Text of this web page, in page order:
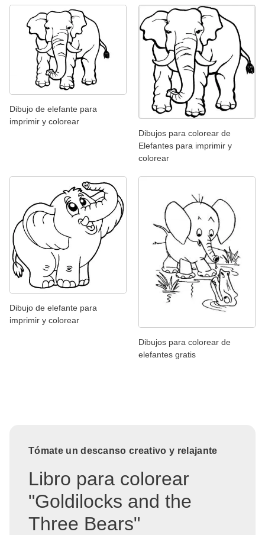
Dibujo de elefante para
imprimir y colorear
Dibujos para colorear de
Elefantes para imprimir y
colorear
Dibujo de elefante para
imprimir y colorear
Dibujos para colorear de
elefantes gratis
Tómate un descanso creativo y relajante
Libro para colorear
"Goldilocks and the
Three Bears"